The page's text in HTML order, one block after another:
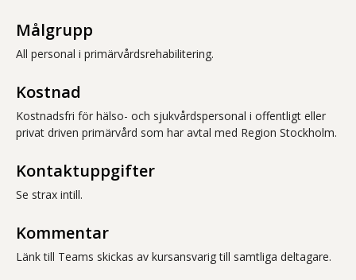
Målgrupp
All personal i primärvårdsrehabilitering.
Kostnad
Kostnadsfri för hälso- och sjukvårdspersonal i offentligt eller
privat driven primärvård som har avtal med Region Stockholm.
Kontaktuppgifter
Se strax intill.
Kommentar
Länk till Teams skickas av kursansvarig till samtliga deltagare.